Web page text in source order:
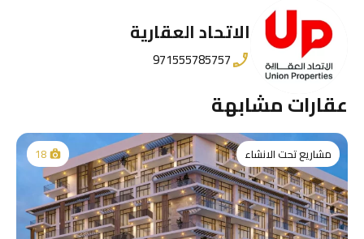
الاتحاد العقارية
971555785757
عقارات مشابهة
مشاريع تحت الانشاء 18